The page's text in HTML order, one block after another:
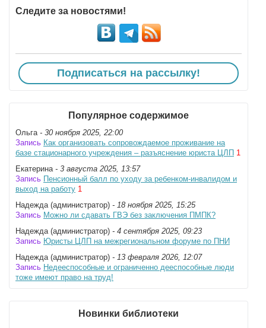
Следите за новостями!
Подписаться на рассылку!
Популярное содержимое
Ольга - 30 ноября 2025, 22:00
Запись Как организовать сопровождаемое проживание на
базе стационарного учреждения – разъяснение юриста ЦЛП 1
Екатерина - 3 августа 2025, 13:57
Запись Пенсионный балл по уходу за ребенком-инвалидом и
выход на работу 1
Надежда (администратор) - 18 ноября 2025, 15:25
Запись Можно ли сдавать ГВЭ без заключения ПМПК?
Надежда (администратор) - 4 сентября 2025, 09:23
Запись Юристы ЦЛП на межрегиональном форуме по ПНИ
Надежда (администратор) - 13 февраля 2026, 12:07
Запись Недееспособные и ограниченно дееспособные люди
тоже имеют право на труд!
Новинки библиотеки